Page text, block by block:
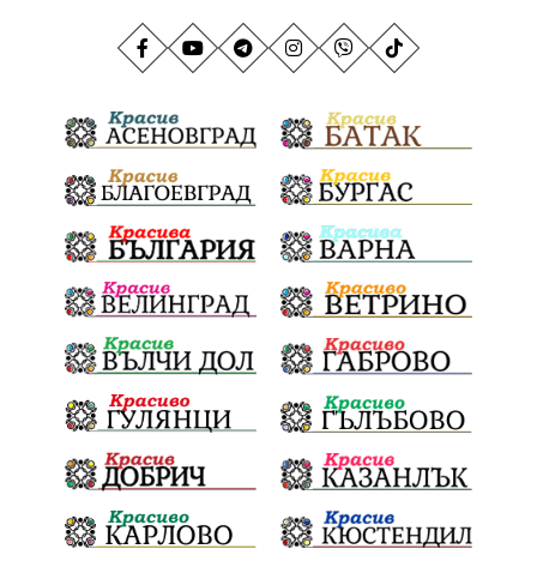
АндрейГюров НационаленРекорд Даулите
Отговорност БългарскиДух ОбщинскиСъвет
Полиграф ДетекторНаЛъжата МВР
ОбезпечителниМерки МестнаВласт Котел
СИК Ружица РайнаКнягиня
ВеселинОрешков Шофьори
НационаленШампион ОрлинОрлиновЕнчев
ВСС СъдебнаРеформа Шантаж
ПолитическиНатиск ЗаплахаЗаАрест